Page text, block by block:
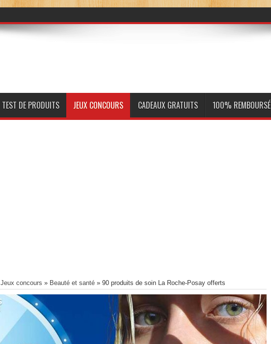
TEST DE PRODUITS JEUX CONCOURS CADEAUX GRATUITS 100% REMBOURSÉ
Jeux concours » Beauté et santé » 90 produits de soin La Roche-Posay offerts